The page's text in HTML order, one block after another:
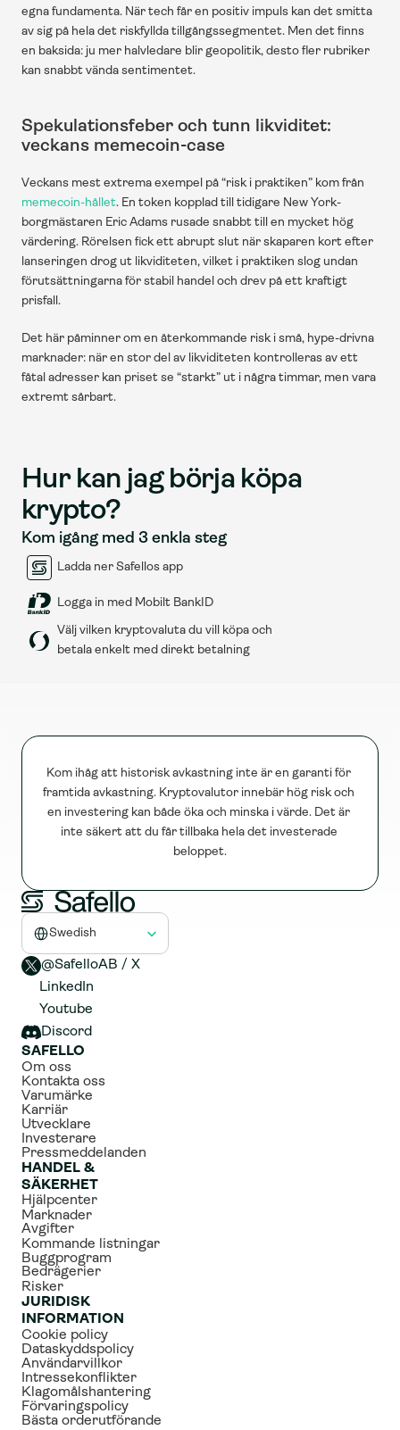
egna fundamenta. När tech får en positiv impuls kan det smitta
av sig på hela det riskfyllda tillgångssegmentet. Men det finns
en baksida: ju mer halvledare blir geopolitik, desto fler rubriker
kan snabbt vända sentimentet.
Spekulationsfeber och tunn likviditet:
veckans memecoin-case
memecoin-hållet. En token kopplad till tidigare New York-
borgmästaren Eric Adams rusade snabbt till en mycket hög
värdering. Rörelsen fick ett abrupt slut när skaparen kort efter
lanseringen drog ut likviditeten, vilket i praktiken slog undan
förutsättningarna för stabil handel och drev på ett kraftigt
prisfall.
Det här påminner om en återkommande risk i små, hype-drivna
marknader: när en stor del av likviditeten kontrolleras av ett
fåtal adresser kan priset se “starkt” ut i några timmar, men vara
extremt sårbart.
Hur kan jag börja köpa
krypto?
Kom igång med 3 enkla steg
Ladda ner Safellos app
Logga in med Mobilt BankID
Välj vilken kryptovaluta du vill köpa och
betala enkelt med direkt betalning
Kom ihåg att historisk avkastning inte är en garanti för
framtida avkastning. Kryptovalutor innebär hög risk och
en investering kan både öka och minska i värde. Det är
inte säkert att du får tillbaka hela det investerade
beloppet.
Select Language
Swedish
@SafelloAB / X
LinkedIn
Youtube
Discord
SAFELLO
Om oss
Kontakta oss
Varumärke
Karriär
Utvecklare
Investerare
Pressmeddelanden
HANDEL &
SÄKERHET
Hjälpcenter
Marknader
Avgifter
Kommande listningar
Buggprogram
Bedrägerier
Risker
JURIDISK
INFORMATION
Cookie policy
Dataskyddspolicy
Användarvillkor
Intressekonflikter
Klagomålshantering
Förvaringspolicy
Bästa orderutförande